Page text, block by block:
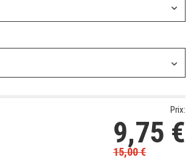
Prix:
9,75 €
15,00€